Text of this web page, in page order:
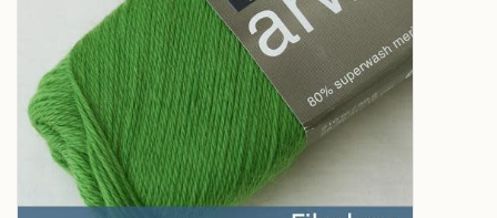
Cadeaubon
Solden
Over wolder